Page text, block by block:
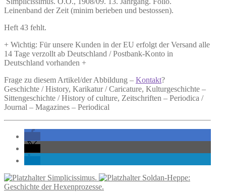
Leinenband der Zeit (minim berieben und bestossen).
Heft 43 fehlt.
+ Wichtig: Für unsere Kunden in der EU erfolgt der Versand alle
14 Tage verzollt ab Deutschland / Postbank-Konto in
Deutschland vorhanden +
Frage zu diesem Artikel/der Abbildung – Kontakt?
Geschichte / History, Karikatur / Caricature, Kulturgeschichte –
Sittengeschichte / History of culture, Zeitschriften – Periodica /
Journal – Magazines – Periodical
Simplicissimus.
Soldan-Heppe:
Geschichte der Hexenprozesse.